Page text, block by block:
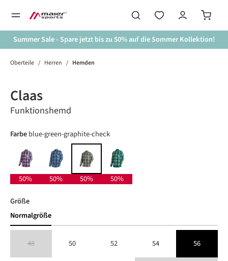
springen
Summer Sale - Spare jetzt bis zu 50% auf die Sommer Kollektion!
Oberteile / Herren / Hemden
Claas
Funktionshemd
Farbeauswählen
blue-green-graphite-check
salsa-blue aster-check
50%
blue-graphite-check
50%
blue-green-graphite-check
50%
corn-petrol-poppins-check
50%
Größeauswählen
Normalgröße
48 50 52 54 56